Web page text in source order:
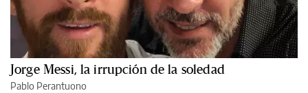
Jorge Messi, la irrupción de la soledad
Pablo Perantuono